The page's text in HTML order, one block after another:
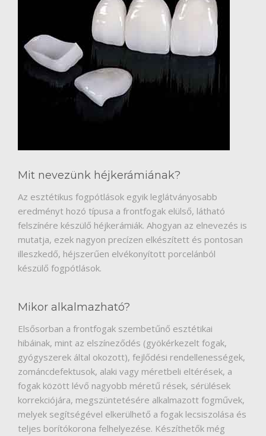
HÍREK
VÉLEMÉNYEK
Mit nevezünk héjkerámiának?
Az esztétikus fogpótlások egyik leglátványosabb
eredményt hozó típusa a frontfogak elülső, látható
felszínére készülő héjkerámiák. Ahogyan az elnevezés is
mutatja, ezek nagyon precízen elkészített és pontosan
illeszkedő, héjszerűen elvékonyított porcelánból
készülő fogpótlások.
Mikor alkalmazható?
Elsősorban a frontfogak szembetűnő esztétikai
hibáinak, mint az elszíneződés (gyökérkezelt fogak,
gyógyszerek által okozott), fejlődési rendellenességek,
zománcdefektusok, alaki vagy méretbeli eltérések, a
fogak között lévő nagyobb méretű rések, sérülések
korrekciójára, megszüntetésére alkalmazott fogművek,
melyek segítségével elkerülhető a fogak lecsiszolása és
teljes borítókorona felhelyezése. Készíthetők még